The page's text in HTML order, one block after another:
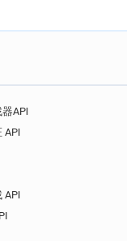
API
API
API